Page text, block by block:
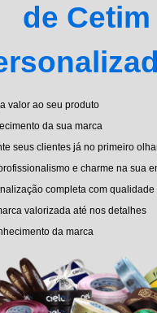
de Cetim
valor ao seu produto
da sua marca
seus clientes já no primeiro
e charme na sua
completa com qualidade
valorizada até nos detalhes
da marca